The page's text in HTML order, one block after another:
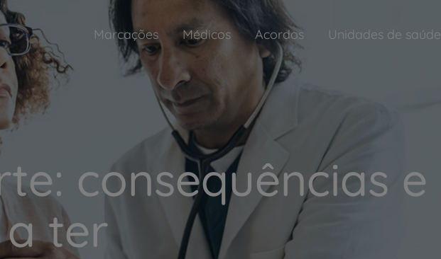
Marcações Médicos Acordos Unidades de saúde
consequências e
ter